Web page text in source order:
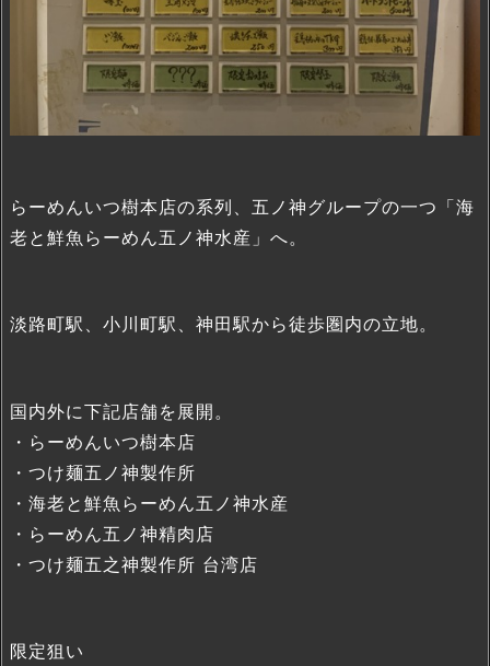
らーめんいつ樹本店の系列、五ノ神グループの一つ「海
老と鮮魚らーめん五ノ神水産」へ。
淡路町駅、小川町駅、神田駅から徒歩圏内の立地。
国内外に下記店舗を展開。
・らーめんいつ樹本店
・つけ麺五ノ神製作所
・海老と鮮魚らーめん五ノ神水産
・らーめん五ノ神精肉店
・つけ麺五之神製作所 台湾店
限定狙い